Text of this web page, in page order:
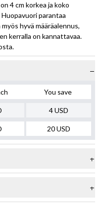
4 cm korkea ja koko
parantaa
hyvä määräalennus,
kerralla on kannattavaa.
You save
4USD
20USD